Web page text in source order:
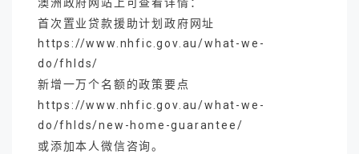
首次置业贷款援助计划政府网址
https://www.nhfic.gov.au/what-we-
do/fhlds/
新增一万个名额的政策要点
https://www.nhfic.gov.au/what-we-
do/fhlds/new-home-guarantee/
或添加本人微信咨询。